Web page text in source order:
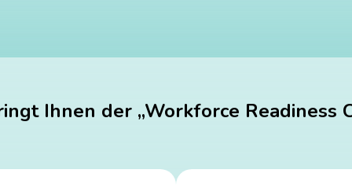
Ihnen der „Workforce Readiness